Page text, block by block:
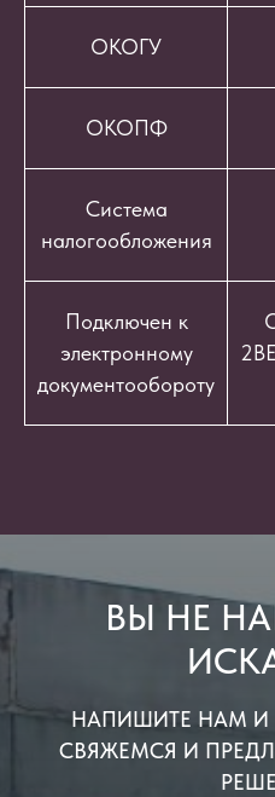
ОКОГУ
ОКОПФ
Система
налогообложения
Подключен к
электронному
документообороту
ВЫ НЕ
НАПИШИТЕ НАМ И
СВЯЖЕМСЯ И